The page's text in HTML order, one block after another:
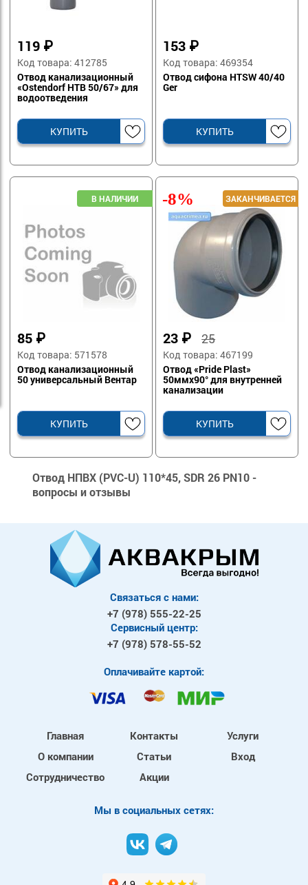
119 ₽
Код товара: 412785
Отвод канализационный
«Ostendorf HTB 50/67» для
водоотведения
КУПИТЬ
153 ₽
Код товара: 469354
Отвод сифона HTSW 40/40
Ger
КУПИТЬ
85 ₽
Код товара: 571578
Отвод канализационный
50 универсальный Вентар
КУПИТЬ
23 ₽25
Код товара: 467199
Отвод «Pride Plast»
50ммх90° для внутренней
канализации
КУПИТЬ
-8%
Отвод НПВХ (PVC-U) 110*45, SDR 26 PN10 -
вопросы и отзывы
Связаться с нами:
+7 (978) 555-22-25
Сервисный центр:
+7 (978) 578-55-52
Оплачивайте картой:
Главная
О компании
Сотрудничество
Контакты
Статьи
Акции
Услуги
Вход
Mы в социальных сетях: